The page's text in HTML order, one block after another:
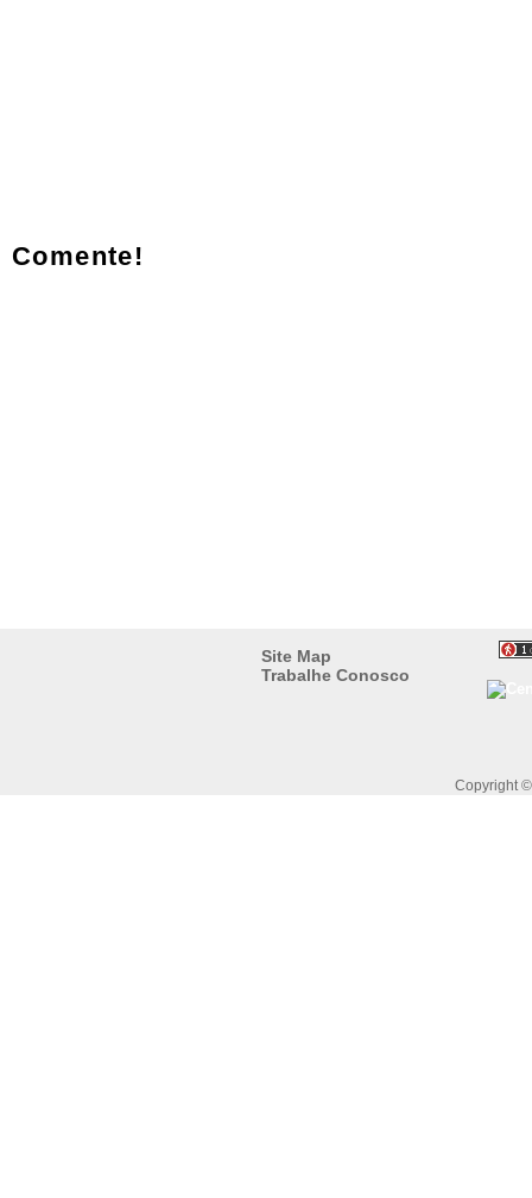
Comente!
Copyright
Site Map
Trabalhe Conosco